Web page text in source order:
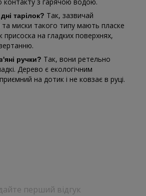
тарілок? Так, зазвичай
та миски такого типу мають пласке
присоска на гладких поверхнях,
ручки? Так, вони ретельно
Дерево є екологічним
на дотик і не ковзає в руці.
перший відгук